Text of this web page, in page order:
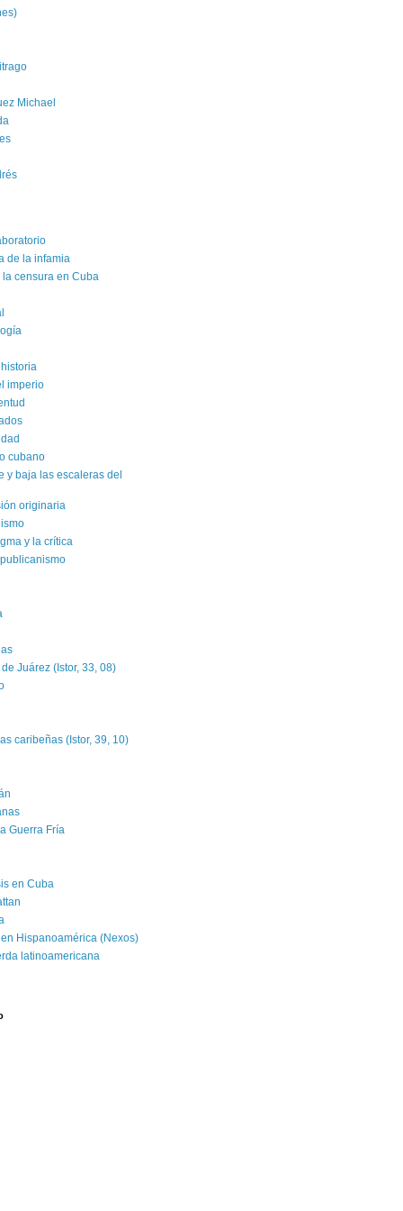
Michael
de la infamia
censura en Cuba
imperio
cubano
y baja las escaleras del
originaria
y la crítica
Juárez (Istor, 33, 08)
caribeñas (Istor, 39, 10)
Guerra Fría
en Cuba
Hispanoamérica (Nexos)
latinoamericana